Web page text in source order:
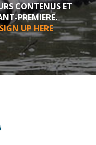
CONTENUS ET
PREMIERE.
UP HERE